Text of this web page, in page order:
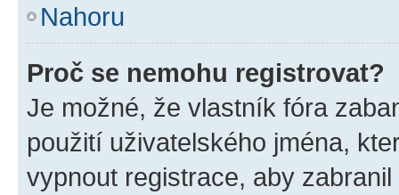
Nahoru
Proč se nemohu registrovat?
Je možné, že vlastník fóra
použití uživatelského jména,
vypnout registrace, aby